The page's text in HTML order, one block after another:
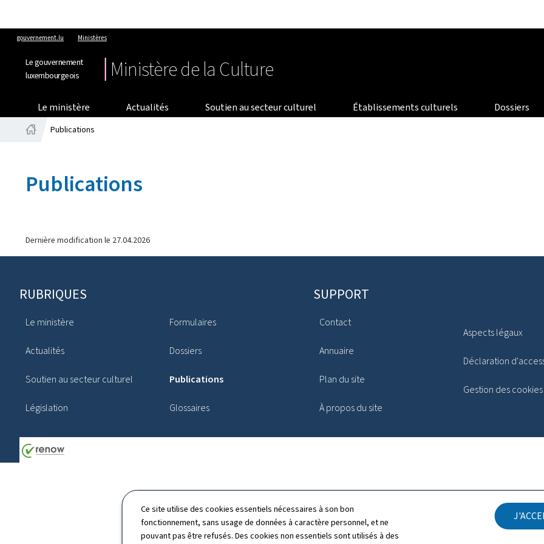
Ce site utilise des cookies essentiels nécessaires à son bon
fonctionnement, sans usage de données à caractère personnel, et ne
pouvant pas être refusés. Des cookies non essentiels sont utilisés à des
gouvernement.lu Ministères
Le gouvernement
luxembourgeois
Ministère de la Culture
Le ministère Actualités Soutien au secteur culturel Établissements culturels Dossiers
Publications
Publications
Dernière modification le 27.04.2026
Pied
de
RUBRIQUES
Le ministère
Actualités
Soutien au secteur culturel
Législation
Formulaires
Dossiers
Publications
Glossaires
SUPPORT
Contact
Annuaire
Plan du site
À propos du site
Aspects légaux
Déclaration
Gestion des cookies